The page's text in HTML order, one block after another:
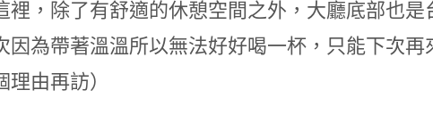
裡，除了有舒適的休憩空間之外，大廳底部也
因為帶著溫溫所以無法好好喝一杯，只能下次
理由再訪）